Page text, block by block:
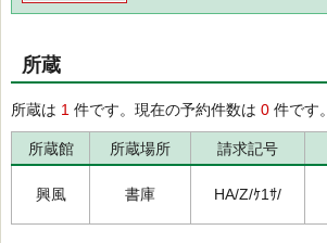
所蔵
所蔵は 1 件です。現在の予約件数は 0 件です。
所蔵館 所蔵場所 請求記号
興風 書庫 HA/Z/ｹ1ｻ/